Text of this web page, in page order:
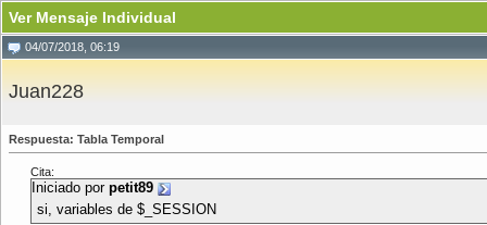
Ver Mensaje Individual
04/07/2018, 06:19
Juan228
Respuesta: Tabla Temporal
Cita:
Iniciado por petit89
si, variables de $_SESSION